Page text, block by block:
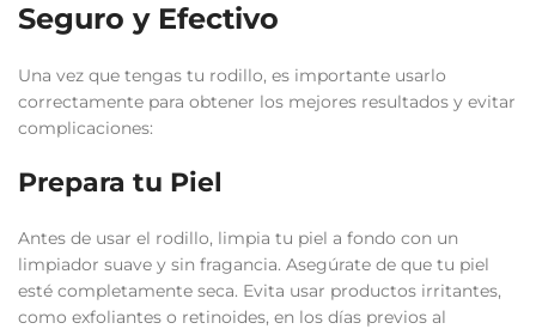
Seguro y Efectivo
Una vez que tengas tu rodillo, es importante usarlo
correctamente para obtener los mejores resultados y evitar
complicaciones:
Prepara tu Piel
Antes de usar el rodillo, limpia tu piel a fondo con un
limpiador suave y sin fragancia. Asegúrate de que tu piel
esté completamente seca. Evita usar productos irritantes,
como exfoliantes o retinoides, en los días previos al